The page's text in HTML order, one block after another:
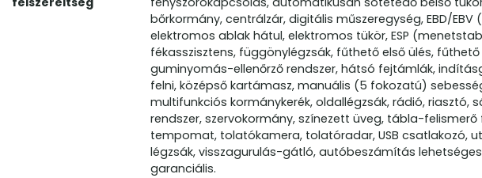
bőrkormány, centrálzár, digitális műszeregység, EBD/
elektromos ablak hátul, elektromos tükör, ESP
fékasszisztens, függönylégzsák, fűthető első ülés,
guminyomás-ellenőrző rendszer, hátsó fejtámlák,
felni, középső kartámasz, manuális (5 fokozatú)
multifunkciós kormánykerék, oldallégzsák, rádió,
rendszer, szervokormány, színezett üveg, tábla-
tempomat, tolatókamera, tolatóradar, USB csatlakozó,
légzsák, visszagurulás-gátló, autóbeszámítás
garanciális.